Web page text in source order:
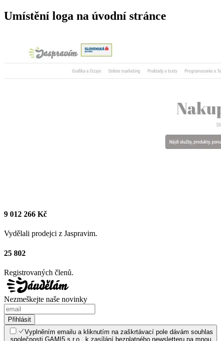
Umístění loga na úvodní stránce
9 012 266 Kč
Vydělali prodejci z Jaspravim.
25 802
Registrovaných členů.
Nezmeškejte naše novinky
Přihlásit
Vyplněním emailu a kliknutím na zaškrtávací pole dávám souhlas
společnosti GAMI5 s.r.o., k zasílání bezplatného newsletteru na mnou